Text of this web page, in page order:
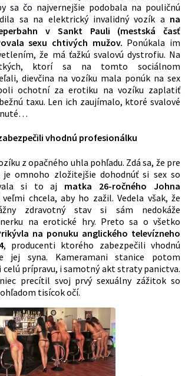
sa čo najvernejšie podobala na pouličnú
sa na elektrický invalidný vozík a na
v Sankt Pauli (mestská časť
sexu chtivých mužov. Ponúkala im
že má ťažkú svalovú dystrofiu. Na
ktorí sa na tomto sociálnom
dievčina na vozíku mala ponúk na sex
ochotní za erotiku na vozíku zaplatiť
taxu. Len ich zaujímalo, ktoré svalové
vhodnú profesionálku
z opačného uhla pohľadu. Zdá sa, že pre
omnoho zložitejšie dohodnúť si sex so
si to aj matka 26-ročného Johna
chcela, aby ho zažil. Vedela však, že
zdravotný stav si sám nedokáže
na erotické hry. Preto sa o všetko
na ponuku anglického televízneho
, producenti ktorého zabezpečili vhodnú
jej syna. Kameramani stanice potom
prípravu, i samotný akt straty panictva.
precítil svoj prvý sexuálny zážitok so
tisícok očí.